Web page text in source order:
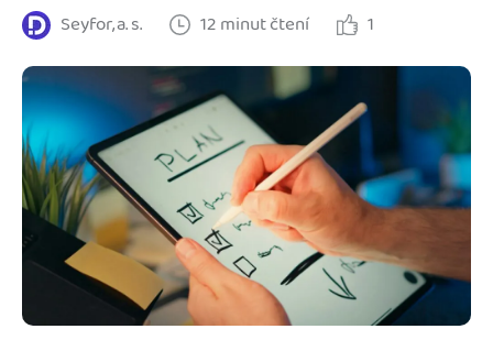
Spolupráce s účetní
Výkazy pro úřady
Propojení na další systémy
Spřátelené účetní
Katalog doplňků
Jak začít podnikat
Jak se vyznat ve fakturaci
Blog
mini akademie
Fakturační poradna
Šablony faktur
Šablona pro plátce DPH
Šablona pro neplátce DPH
Registrovat ZDARMA
Seyfor, a. s. 12 minut čtení 1